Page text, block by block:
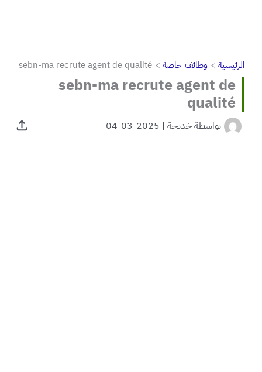
الرئيسية وظائف خاصة sebn-ma recrute agent de qualité
sebn-ma recrute agent de
qualité
بواسطةخديجة |
2025-03-04